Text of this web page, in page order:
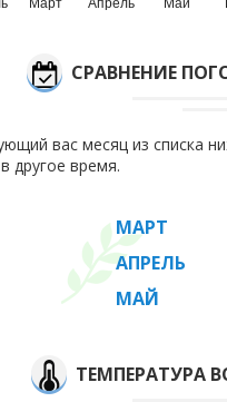
Март Апрель Май
СРАВНЕНИЕ
вас месяц из списка
другое время.
МАРТ
АПРЕЛЬ
МАЙ
ТЕМПЕРАТУРА